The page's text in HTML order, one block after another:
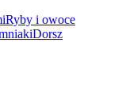
Ryby i owoce
Dorsz